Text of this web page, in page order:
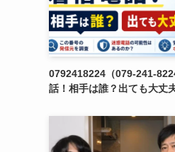
0792418224（079-241-
話！相手は誰？出ても大丈